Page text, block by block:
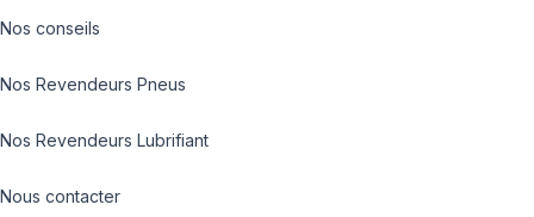
Nos conseils
Nos Revendeurs Pneus
Nos Revendeurs Lubrifiant
Nous contacter